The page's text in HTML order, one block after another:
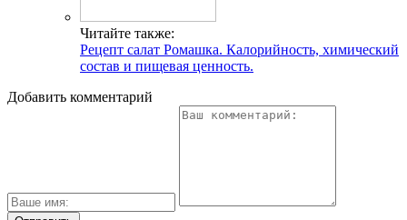
Читайте также:
Рецепт салат Ромашка. Калорийность, химический
состав и пищевая ценность.
Добавить комментарий